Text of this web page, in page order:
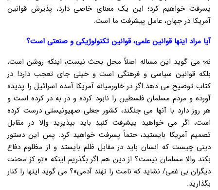
پسرفت خواهیم کرد؛ این یک معنای خاصی دارد، پذیرش قوانین
آمریکا در جهان، عامل پیشرفت ما است.
آیا مراد اینها قوانین علمی، قوانین تکنولوژیکی و صنعتی است؟
نه؛ می گوید این مساله اصلاً محل بحث نیست، اینکه روشن است،
بلکه قوانین سیاسی و فرهنگی است و خیلی جای تعجب دارد! در
کتاب توضیح می دهد اگر در خاورمیانه آمریکا آمده اسرائیل را پدیده
آورده و مردم مسلمان فلسطین را نابود کرده و در به در کرده است و
هر روز دارد با آنها می جنگند، کشور جعلی صهیونیستی درست کرده
است، اگر می خواهید پیشرفت کنید باید بپذیرید واِلا در مقابل
تصمیم آمریکا بایستید، حتماً پسرفت خواهید کرد. پس این دستور
دینی چیست که انسان باید در مقابل ظلم بایستد و از مظلوم دفاع
بکند واِلا مسلمان نیست؟ از دین هم اگر بگذریم اینکه «تو کز محنت
دیگران بی غمی/ نشاید که نامت را نهند آدمی»؟ می گوید اینها را کنار
بگذارید.